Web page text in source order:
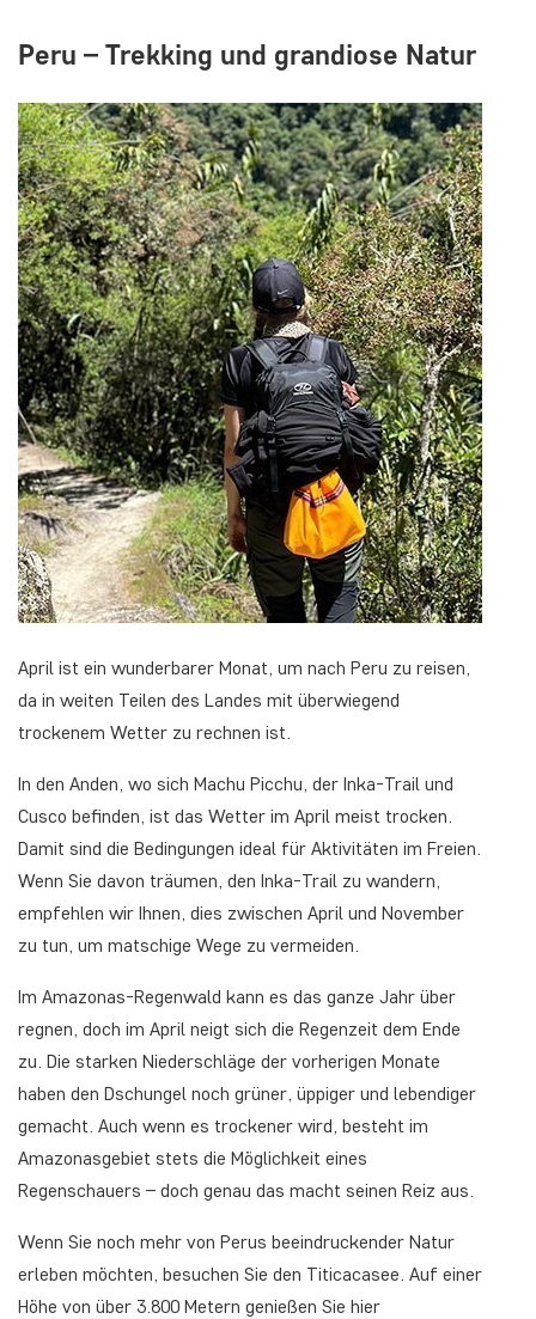
Peru – Trekking und grandiose Natur
April ist ein wunderbarer Monat, um nach Peru zu reisen,
da in weiten Teilen des Landes mit überwiegend
trockenem Wetter zu rechnen ist.
In den Anden, wo sich Machu Picchu, der Inka-Trail und
Cusco befinden, ist das Wetter im April meist trocken.
Damit sind die Bedingungen ideal für Aktivitäten im Freien.
Wenn Sie davon träumen, den Inka-Trail zu wandern,
empfehlen wir Ihnen, dies zwischen April und November
zu tun, um matschige Wege zu vermeiden.
Im Amazonas-Regenwald kann es das ganze Jahr über
regnen, doch im April neigt sich die Regenzeit dem Ende
zu. Die starken Niederschläge der vorherigen Monate
haben den Dschungel noch grüner, üppiger und lebendiger
gemacht. Auch wenn es trockener wird, besteht im
Amazonasgebiet stets die Möglichkeit eines
Regenschauers – doch genau das macht seinen Reiz aus.
Wenn Sie noch mehr von Perus beeindruckender Natur
erleben möchten, besuchen Sie den Titicacasee. Auf einer
Höhe von über 3.800 Metern genießen Sie hier